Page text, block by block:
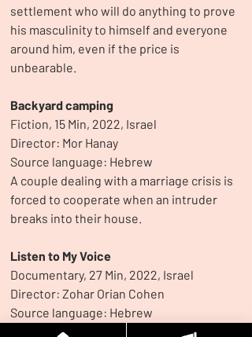
settlement who will do anything to prove
his masculinity to himself and everyone
around him, even if the price is
unbearable.
Backyard camping
Fiction, 15 Min, 2022, Israel
Director: Mor Hanay
Source language: Hebrew
A couple dealing with a marriage crisis is
forced to cooperate when an intruder
breaks into their house.
Listen to My Voice
Documentary, 27 Min, 2022, Israel
Director: Zohar Orian Cohen
Source language: Hebrew
A mother-daughter relationship is